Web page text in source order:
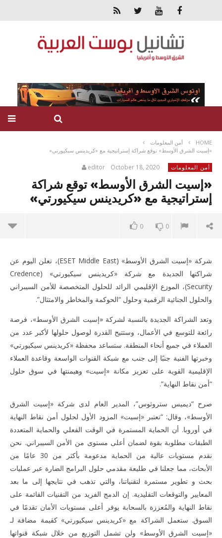
HOME
أمن المعلومات
«إسيت الشرق الأوسط» توقع شراكة إستراتيجية مع «كريدينس سيكيورتي»
أمن المعلومات October 18, 2020
editor
«إسيت الشرق الأوسط» توقع شراكة
إستراتيجية مع «كريدينس سيكيورتي»
0 0
NOW VIEWING
سيكيورتي»
October
18, 2020
editor
شركة «إسيت الشرق الأوسط» (ESET Middle East)، تعلن اليوم عن
شراكتها الجديدة مع شركة «كريدينس سيكيورتي» (Credence
Security)، الموزع الإقليمي الرائد للحلول المتخصصة للأمن السيبراني
والحلول الجنائية الرقمية وحلول “الحوكمة والمخاطر والامتثال”.
وتعد الشراكة الجديدة بالنسبة لشركة «إسيت الشرق الأوسط»، فرصة
رائعة للتوسع في الأعمال، وستتيح القدرة لوصول حلولها لأكبر عدد من
العملاء في جميع أنحاء المنطقة. ستساعد محفظة «كريدينس سيكيورتي»
وخبرتها الفنية جنبًا إلى جنب مع شبكة القنوات الواسعة وقاعدة العملاء
الإقليمية القوية على تعزيز مكانة «إسيت» وهيمنتها في سوق حلول
“أمن نقاط النهاية”.
صرح “ديميس ستروثوس”، المدير العام لدى شركة «إسيت الشرق
الأوسط»، وقال: “تعتبر «إسيت» المزود الأول لحلول أمن نقاط النهاية
في أوروبا. أن الحماية المستمرة في الوقت الفعلي والحماية المتعددة
الطبقات مطلوبة بقوة لضمان أعلى مستوى من الأمن السيبراني. نحن
نقدم مستويات عالية من الحماية مدعومة بأكثر من 30 عامًا من
الأبحاث، مما جعلنا في طليعة مقدمي حلول البرامج الضارة عبر عمليات
بحث و تطوير مستمرة لتقنياتنا، والتي تذهب في نتايجها إلى ما بعد
المعايير والتوقعات التقليدية. إن الدمج الفريد من التقنيات القائمة على
نقاط النهاية والمُعززة بالسحابة يوفر أعلى مستويات الأمان تقدمًا في
السوق. ستعمل الشراكة مع «كريدينس سيكيورتي» كقيمة مضافة لـ
«إسيت الشرق الأوسط» ولن تشمل التوزيع من خلال شبكة قنواتها